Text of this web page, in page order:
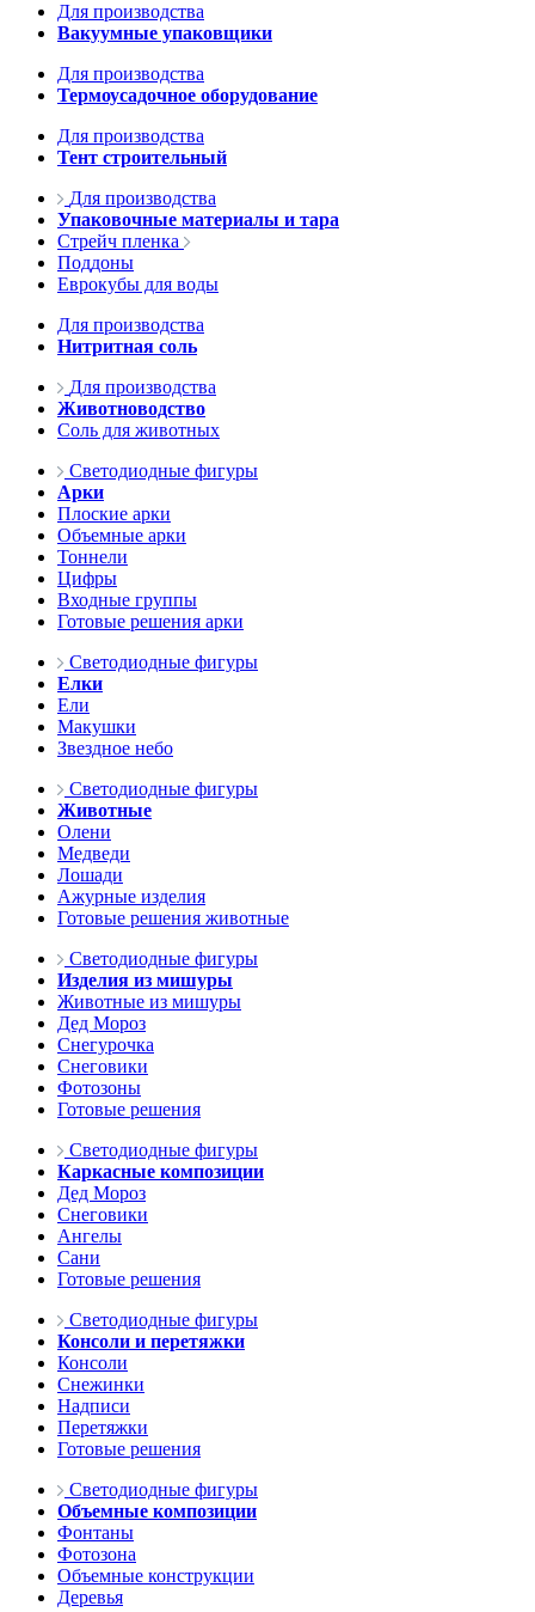
Для производства
Вакуумные упаковщики
Для производства
Термоусадочное оборудование
Для производства
Тент строительный
Для производства
Упаковочные материалы и тара
Стрейч пленка
Поддоны
Еврокубы для воды
Для производства
Нитритная соль
Для производства
Животноводство
Соль для животных
Светодиодные фигуры
Арки
Плоские арки
Объемные арки
Тоннели
Цифры
Входные группы
Готовые решения арки
Светодиодные фигуры
Елки
Ели
Макушки
Звездное небо
Светодиодные фигуры
Животные
Олени
Медведи
Лошади
Ажурные изделия
Готовые решения животные
Светодиодные фигуры
Изделия из мишуры
Животные из мишуры
Дед Мороз
Снегурочка
Снеговики
Фотозоны
Готовые решения
Светодиодные фигуры
Каркасные композиции
Дед Мороз
Снеговики
Ангелы
Сани
Готовые решения
Светодиодные фигуры
Консоли и перетяжки
Консоли
Снежинки
Надписи
Перетяжки
Готовые решения
Светодиодные фигуры
Объемные композиции
Фонтаны
Фотозона
Объемные конструкции
Деревья